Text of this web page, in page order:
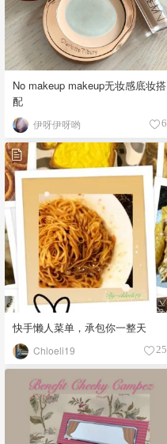
No makeup makeup无妆感底妆搭
配
伊呀伊呀哟 6
快手懒人菜单，承包你一整天
Chloeli19 25